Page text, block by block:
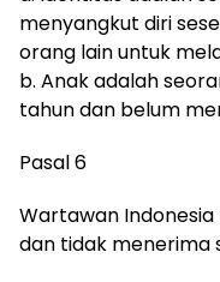
menyangkut diri
orang lain untuk
b. Anak adalah
tahun dan belum
Pasal 6
Wartawan
dan tidak menerima